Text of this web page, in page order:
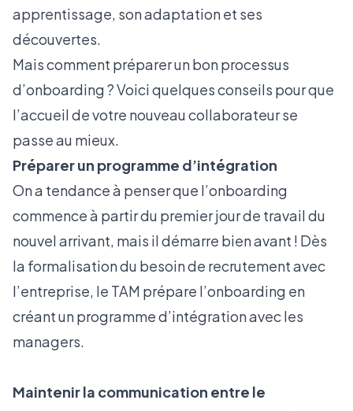
apprentissage, son adaptation et ses
découvertes.
Mais comment préparer un bon processus
d’onboarding ? Voici quelques conseils pour que
l’accueil de votre nouveau collaborateur se
passe au mieux.
Préparer un programme d’intégration
On a tendance à penser que l’onboarding
commence à partir du premier jour de travail du
nouvel arrivant, mais il démarre bien avant ! Dès
la formalisation du besoin de recrutement avec
l’entreprise, le TAM prépare l’onboarding en
créant un programme d’intégration avec les
managers.
Maintenir la communication entre le